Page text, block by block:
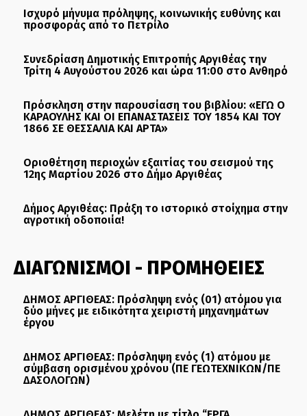
Ισχυρό μήνυμα πρόληψης, κοινωνικής ευθύνης και
προσφοράς από το Πετρίλο
Συνεδρίαση Δημοτικής Επιτροπής Αργιθέας την
Τρίτη 4 Αυγούστου 2026 και ώρα 11:00 στο Ανθηρό
Πρόσκληση στην παρουσίαση του βιβλίου: «ΕΓΩ Ο
ΚΑΡΑΟΥΛΗΣ ΚΑΙ ΟΙ ΕΠΑΝΑΣΤΑΣΕΙΣ ΤΟΥ 1854 ΚΑΙ ΤΟΥ
1866 ΣΕ ΘΕΣΣΑΛΙΑ ΚΑΙ ΑΡΤΑ»
Οριοθέτηση περιοχών εξαιτίας του σεισμού της
12ης Μαρτίου 2026 στο Δήμο Αργιθέας
Δήμος Αργιθέας: Πράξη το ιστορικό στοίχημα στην
αγροτική οδοποιία!
ΔΙΑΓΩΝΙΣΜΟΙ - ΠΡΟΜΗΘΕΙΕΣ
ΔΗΜΟΣ ΑΡΓΙΘΕΑΣ: Πρόσληψη ενός (01) ατόμου για
δύο μήνες με ειδικότητα χειριστή μηχανημάτων
έργου
ΔΗΜΟΣ ΑΡΓΙΘΕΑΣ: Πρόσληψη ενός (1) ατόμου με
σύμβαση ορισμένου χρόνου (ΠΕ ΓΕΩΤΕΧΝΙΚΩΝ/ΠΕ
ΔΑΣΟΛΟΓΩΝ)